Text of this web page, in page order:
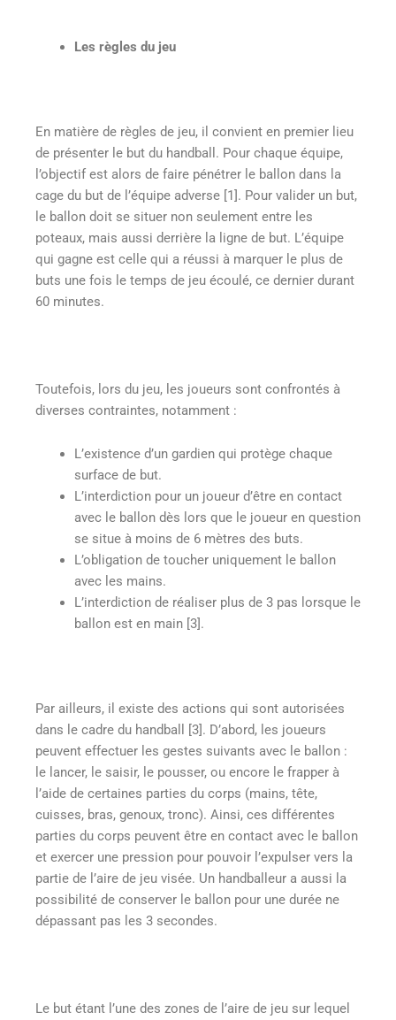
Les règles du jeu
En matière de règles de jeu, il convient en premier lieu
de présenter le but du handball. Pour chaque équipe,
l’objectif est alors de faire pénétrer le ballon dans la
cage du but de l’équipe adverse [1]. Pour valider un but,
le ballon doit se situer non seulement entre les
poteaux, mais aussi derrière la ligne de but. L’équipe
qui gagne est celle qui a réussi à marquer le plus de
buts une fois le temps de jeu écoulé, ce dernier durant
60 minutes.
Toutefois, lors du jeu, les joueurs sont confrontés à
diverses contraintes, notamment :
L’existence d’un gardien qui protège chaque
surface de but.
L’interdiction pour un joueur d’être en contact
avec le ballon dès lors que le joueur en question
se situe à moins de 6 mètres des buts.
L’obligation de toucher uniquement le ballon
avec les mains.
L’interdiction de réaliser plus de 3 pas lorsque le
ballon est en main [3].
Par ailleurs, il existe des actions qui sont autorisées
dans le cadre du handball [3]. D’abord, les joueurs
peuvent effectuer les gestes suivants avec le ballon :
le lancer, le saisir, le pousser, ou encore le frapper à
l’aide de certaines parties du corps (mains, tête,
cuisses, bras, genoux, tronc). Ainsi, ces différentes
parties du corps peuvent être en contact avec le ballon
et exercer une pression pour pouvoir l’expulser vers la
partie de l’aire de jeu visée. Un handballeur a aussi la
possibilité de conserver le ballon pour une durée ne
dépassant pas les 3 secondes.
Le but étant l’une des zones de l’aire de jeu sur lequel